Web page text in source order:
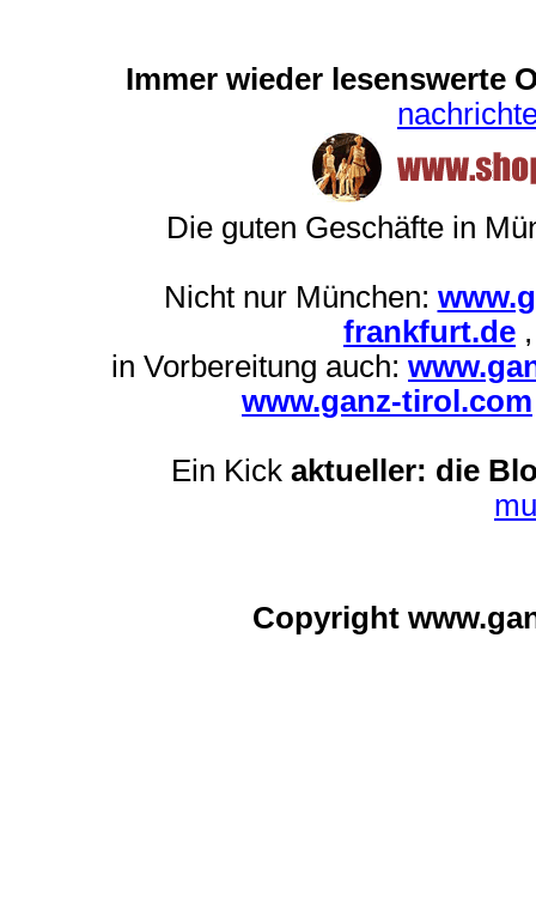
Immer wieder lesenswerte
Die guten Geschäfte in
Nicht nur München:
frankfurt.de
in Vorbereitung auch:
www.ganz-tirol.com
Ein Kick aktueller: die
Copyright